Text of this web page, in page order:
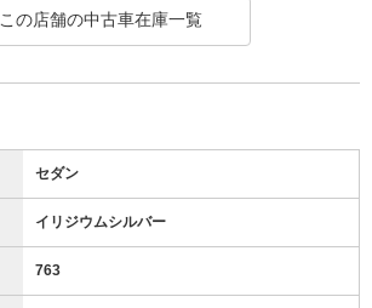
この店舗の中古車在庫一覧
セダン
イリジウムシルバー
763